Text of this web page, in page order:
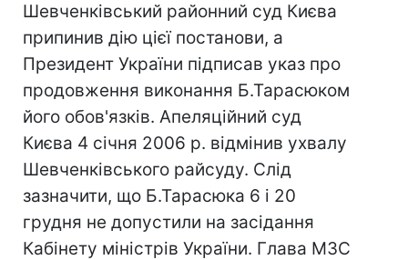
Шевченківський районний суд Києва
припинив дію цієї постанови, а
Президент України підписав указ про
продовження виконання Б.Тарасюком
його обов'язків. Апеляційний суд
Києва 4 січня 2006 р. відмінив ухвалу
Шевченківського райсуду. Слід
зазначити, що Б.Тарасюка 6 і 20
грудня не допустили на засідання
Кабінету міністрів України. Глава МЗС